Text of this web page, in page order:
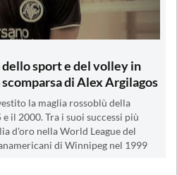
sport e del volley in
di Alex Argilagos
la maglia rossoblù della
il 2000. Tra i suoi successi più
d'oro nella World League del
di Winnipeg nel 1999